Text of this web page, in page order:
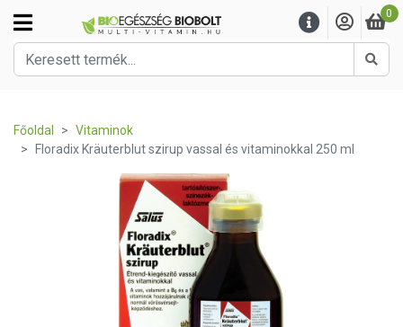
0
Főoldal
Vitaminok
Floradix Kräuterblut szirup vassal és vitaminokkal 250 ml